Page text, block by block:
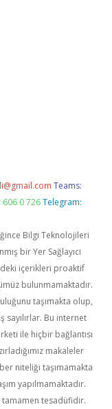
Teams:
0 726 Telegram:
Bilgi Teknolojileri
bir Yer Sağlayıcı
içerikleri proaktif
bulunmamaktadır.
taşımakta olup,
Bu internet
ile hiçbir bağlantısı
makaleler
niteliği taşımamakta
yapılmamaktadır.
tesadüfidir.